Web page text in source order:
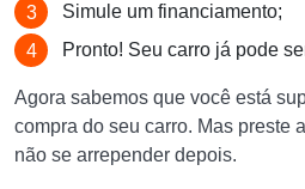
Simule um financiamento;
Pronto! Seu carro já pode
Agora sabemos que você está
compra do seu carro. Mas preste
não se arrepender depois.